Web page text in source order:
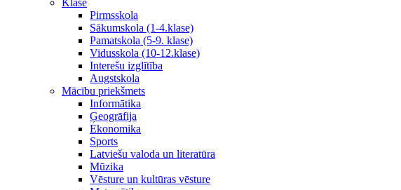
Klase
Pirmsskola
Sākumskola (1-4.klase)
Pamatskola (5-9. klase)
Vidusskola (10-12.klase)
Interešu izglītība
Augstskola
Mācību priekšmets
Informātika
Ģeogrāfija
Ekonomika
Sports
Latviešu valoda un literatūra
Mūzika
Vēsture un kultūras vēsture